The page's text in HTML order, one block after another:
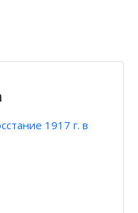
1917 г. в